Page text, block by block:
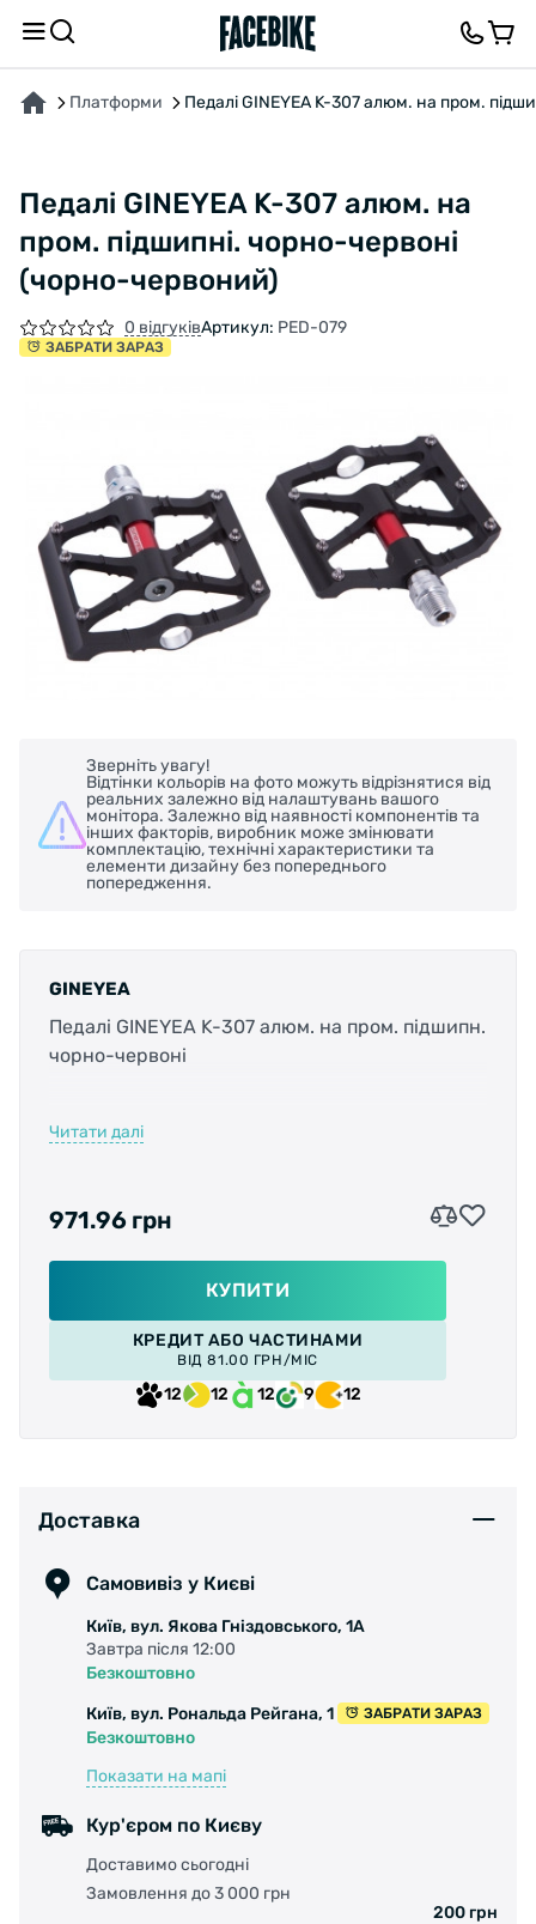
Платформи Педалі GINEYEA K-307 алюм. на пром.
Педалі GINEYEA K-307 алюм. на
пром. підшипні. чорно-червоні
(чорно-червоний)
0 відгуківАртикул: PED-079
ЗАБРАТИ ЗАРАЗ
Зверніть увагу!
Відтінки кольорів на фото можуть відрізнятися від
реальних залежно від налаштувань вашого
монітора. Залежно від наявності компонентів та
інших факторів, виробник може змінювати
комплектацію, технічні характеристики та
елементи дизайну без попереднього
попередження.
GINEYEA
Педалі GINEYEA K-307 алюм. на пром. підшипн.
чорно-червоні
Кількість підшипників:
алюміній
105X99X23mm
Особливість:змінні шипи
Читати далі
971.96 грн
КУПИТИ
КРЕДИТ АБО ЧАСТИНАМИ
ВІД 81.00 ГРН/МІС
12 12 12 9 12
Доставка
Самовивіз у Києві
Київ, вул. Якова Гніздовського, 1А
Завтра після 12:00
Безкоштовно
Київ, вул. Рональда Рейгана, 1
ЗАБРАТИ ЗАРАЗ
Безкоштовно
Показати на мапі
Кур'єром по Києву
Доставимо сьогодні
Замовлення до 3 000 грн
200 грн
ПРО ТОВАР ХАРАКТЕРИСТИКИОПИС ВІДГУКИ ТА ЗАПИТАННЯ